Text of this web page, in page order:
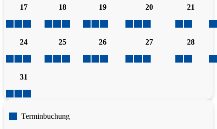
17 18 19 20 21
24 25 26 27 28
31
Terminbuchung